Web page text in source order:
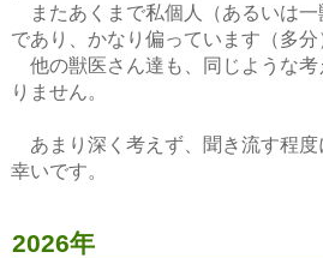
またあくまで私個人（あるいは一
であり、かなり偏っています（多分
他の獣医さん達も、同じような考
りません。
あまり深く考えず、聞き流す程度
幸いです。
2026年